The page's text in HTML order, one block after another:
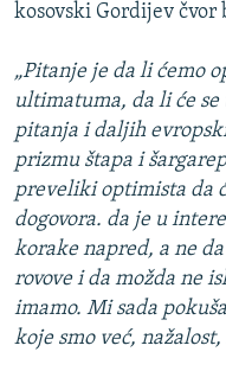
kosovski Gordijev
„Pitanje je da li ćemo
ultimatuma, da li će se
pitanja i daljih
prizmu štapa i
preveliki optimista da
dogovora. da je u
korake napred, a ne
rovove i da možda ne
imamo. Mi sada
koje smo već,